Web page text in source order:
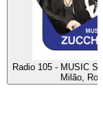
Radio 105 - MUSIC
Milão,